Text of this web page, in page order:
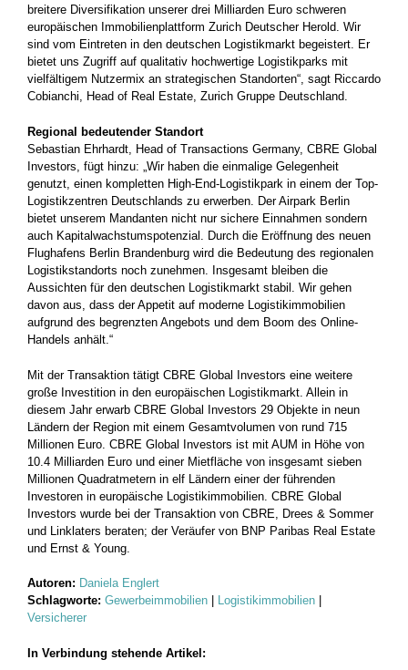
breitere Diversifikation unserer drei Milliarden Euro schweren
europäischen Immobilienplattform Zurich Deutscher Herold. Wir
sind vom Eintreten in den deutschen Logistikmarkt begeistert. Er
bietet uns Zugriff auf qualitativ hochwertige Logistikparks mit
vielfältigem Nutzermix an strategischen Standorten“, sagt Riccardo
Cobianchi, Head of Real Estate, Zurich Gruppe Deutschland.
Regional bedeutender Standort
Sebastian Ehrhardt, Head of Transactions Germany, CBRE Global
Investors, fügt hinzu: „Wir haben die einmalige Gelegenheit
genutzt, einen kompletten High-End-Logistikpark in einem der Top-
Logistikzentren Deutschlands zu erwerben. Der Airpark Berlin
bietet unserem Mandanten nicht nur sichere Einnahmen sondern
auch Kapitalwachstumspotenzial. Durch die Eröffnung des neuen
Flughafens Berlin Brandenburg wird die Bedeutung des regionalen
Logistikstandorts noch zunehmen. Insgesamt bleiben die
Aussichten für den deutschen Logistikmarkt stabil. Wir gehen
davon aus, dass der Appetit auf moderne Logistikimmobilien
aufgrund des begrenzten Angebots und dem Boom des Online-
Handels anhält.“
Mit der Transaktion tätigt CBRE Global Investors eine weitere
große Investition in den europäischen Logistikmarkt. Allein in
diesem Jahr erwarb CBRE Global Investors 29 Objekte in neun
Ländern der Region mit einem Gesamtvolumen von rund 715
Millionen Euro. CBRE Global Investors ist mit AUM in Höhe von
10.4 Milliarden Euro und einer Mietfläche von insgesamt sieben
Millionen Quadratmetern in elf Ländern einer der führenden
Investoren in europäische Logistikimmobilien. CBRE Global
Investors wurde bei der Transaktion von CBRE, Drees & Sommer
und Linklaters beraten; der Veräufer von BNP Paribas Real Estate
und Ernst & Young.
Autoren: Daniela Englert
Schlagworte: Gewerbeimmobilien Logistikimmobilien
Versicherer
In Verbindung stehende Artikel: